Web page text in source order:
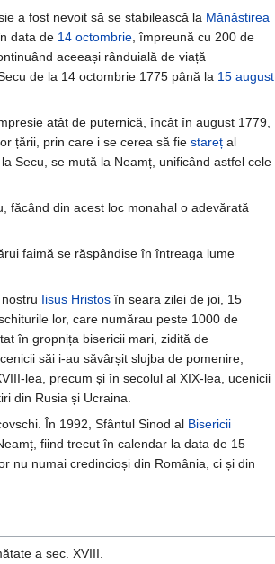
a fost nevoit să se stabilească la Mănăstirea
data de 14 octombrie , împreună cu 200 de
aceeași rânduială de viață
de la 14 octombrie 1775 până la 15 august
atât de puternică, încât în august 1779,
țării, prin care i se cerea să fie stareț al
Secu, se mută la Neamț, unificând astfel cele
făcând din acest loc monahal o adevărată
faimă se răspândise în întreaga lume
Iisus Hristos în seara zilei de joi, 15
lor, care numărau peste 1000 de
în gropnița bisericii mari, zidită de
săi i-au săvârșit slujba de pomenire,
lea, precum și în secolul al XIX-lea, ucenicii
din Rusia și Ucraina.
În 1992, Sfântul Sinod al Bisericii
fiind trecut în calendar la data de 15
nu numai credincioși din România, ci și din
a sec. XVIII.